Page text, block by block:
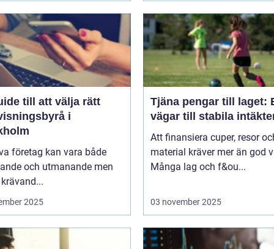
till att välja rätt
i
företag kan vara både
och utmanande men
2025
Tjäna pengar till laget:
vägar till stabila
Att finansiera cuper, resor
material kräver mer än god
Många lag och f&ou...
03 november 2025